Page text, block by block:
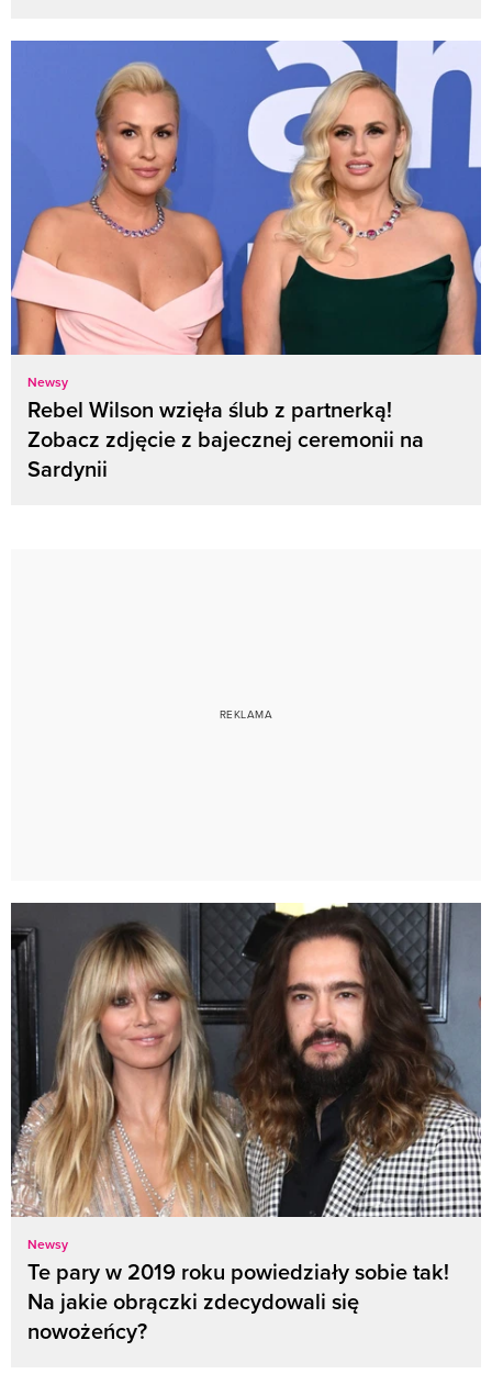
Newsy
Rebel Wilson wzięła ślub z partnerką!
Zobacz zdjęcie z bajecznej ceremonii na
Sardynii
Newsy
Te pary w 2019 roku powiedziały sobie tak!
Na jakie obrączki zdecydowali się
nowożeńcy?